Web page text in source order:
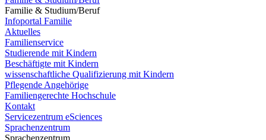
Familie & Studium/Beruf
Infoportal Familie
Aktuelles
Familienservice
Studierende mit Kindern
Beschäftigte mit Kindern
wissenschaftliche Qualifizierung mit Kindern
Pflegende Angehörige
Familiengerechte Hochschule
Kontakt
Servicezentrum eSciences
Sprachenzentrum
Sprachenzentrum